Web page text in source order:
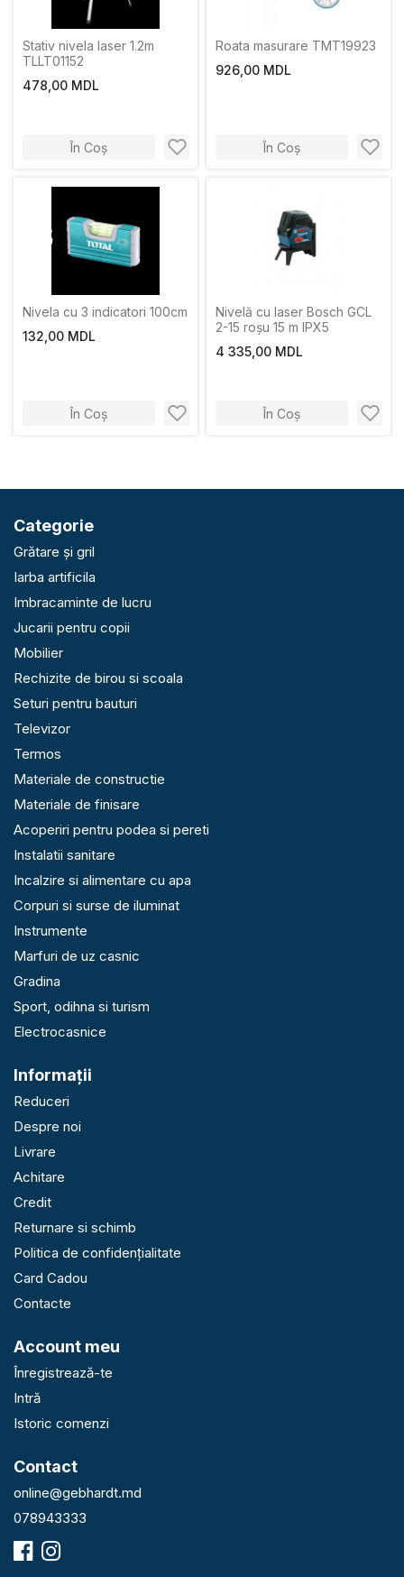
Stativ nivela laser 1.2m
TLLT01152
478,00 MDL
În Coș
Roata masurare TMT19923
926,00 MDL
În Coș
Nivela cu 3 indicatori 100cm
132,00 MDL
În Coș
Nivelă cu laser Bosch GCL
2-15 roșu 15 m IPX5
4 335,00 MDL
În Coș
Categorie
Grătare și gril
Iarba artificila
Imbracaminte de lucru
Jucarii pentru copii
Mobilier
Rechizite de birou si scoala
Seturi pentru bauturi
Televizor
Termos
Materiale de constructie
Materiale de finisare
Acoperiri pentru podea si pereti
Instalatii sanitare
Incalzire si alimentare cu apa
Corpuri si surse de iluminat
Instrumente
Marfuri de uz casnic
Gradina
Sport, odihna si turism
Electrocasnice
Informaţii
Reduceri
Despre noi
Livrare
Achitare
Credit
Returnare si schimb
Politica de confidențialitate
Card Cadou
Contacte
Account meu
Înregistrează-te
Intră
Istoric comenzi
Contact
online@gebhardt.md
078943333